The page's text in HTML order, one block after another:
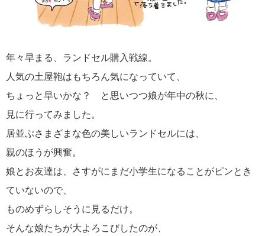
年々早まる、ランドセル購入戦線。
人気の土屋鞄はもちろん気になっていて、
ちょっと早いかな？ と思いつつ娘が年中の秋に、
見に行ってみました。
居並ぶさまざまな色の美しいランドセルには、
親のほうが興奮。
娘とお友達は、さすがにまだ小学生になることがピンとき
ていないので、
ものめずらしそうに見るだけ。
そんな娘たちが大よろこびしたのが、